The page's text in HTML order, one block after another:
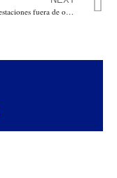
Bogótá: 54 estaciones fuera de operación y un servicio completo en cero, luego que incendiarios le prendieran fuego a un bus de Transmilenio, y bandalizarán la Estación San Mateo en Soacha